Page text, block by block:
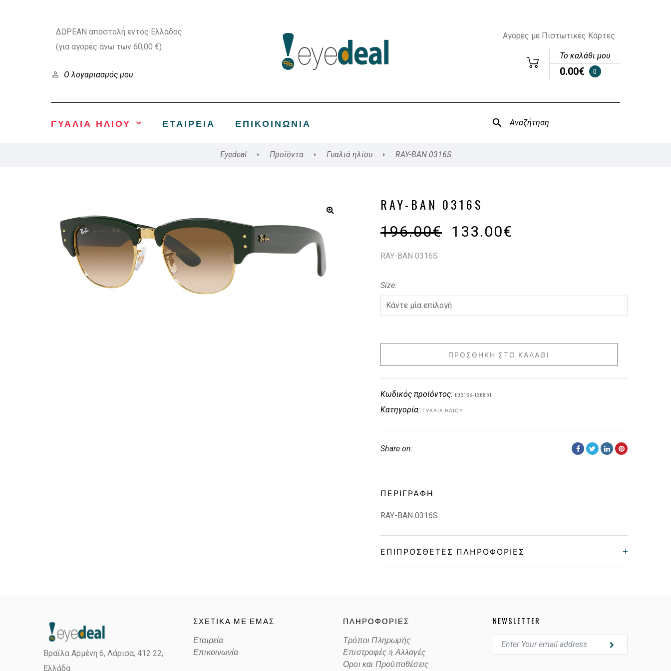
ΔΩΡΕΑΝ αποστολή εντός Ελλάδος
(για αγορές άνω των 60,00 €)
Ο λογαριασμός μου
Αγορές με Πιστωτικές Κάρτες
Το καλάθι μου
0.00€ 0
ΓΥΑΛΙΑ ΗΛΙΟΥ ΕΤΑΙΡΕΊΑ ΕΠΙΚΟΙΝΩΝΊΑ
Eyedeal Προϊόντα Γυαλιά ηλίου RAY-BAN 0316S
RAY-BAN 0316S
196.00€ 133.00€
RAY-BAN 0316S
Size
ΠΡΟΣΘΉΚΗ ΣΤΟ ΚΑΛΆΘΙ
Κωδικός προϊόντος: E0316S-136851
Κατηγορία: ΓΥΑΛΙΆ ΗΛΊΟΥ
Share on:
ΠΕΡΙΓΡΑΦΉ
RAY-BAN 0316S
ΕΠΙΠΡΌΣΘΕΤΕΣ ΠΛΗΡΟΦΟΡΊΕΣ
Lens Color GRADIENT BROWN
Βραϊλα Αρμένη 6, Λάρισα, 412 22,
Ελλάδα
ΣΧΕΤΙΚΑ ΜΕ ΕΜΑΣ
Εταιρεία
Επικοινωνία
ΠΛΗΡΟΦΟΡΙΕΣ
Τρόποι Πληρωμής
Επιστροφές & Αλλαγές
Οροι και Προϋποθέσεις
NEWSLETTER